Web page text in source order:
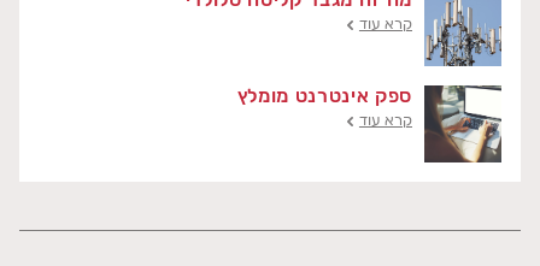
קרא עוד
ספק אינטרנט מומלץ
קרא עוד